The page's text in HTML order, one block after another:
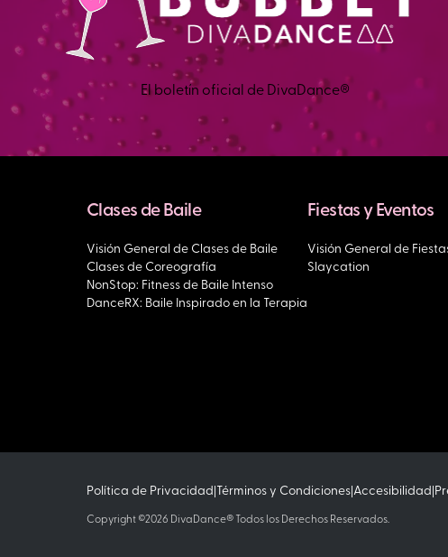
El boletín oficial de DivaDance®
Clases de Baile
Visión General de Clases de Baile
Clases de Coreografía
NonStop: Fitness de Baile Intenso
DanceRX: Baile Inspirado en la Terapia
Fiestas y Eventos
Visión General de
Slaycation
Política de Privacidad|Términos y Condiciones|Accesibilidad|
Copyright ©2026 DivaDance® Todos los Derechos Reservados.